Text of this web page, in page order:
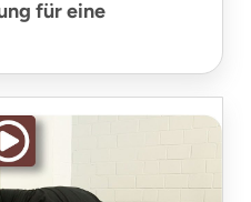
für eine